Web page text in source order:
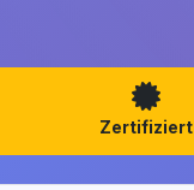
Zertifiziert